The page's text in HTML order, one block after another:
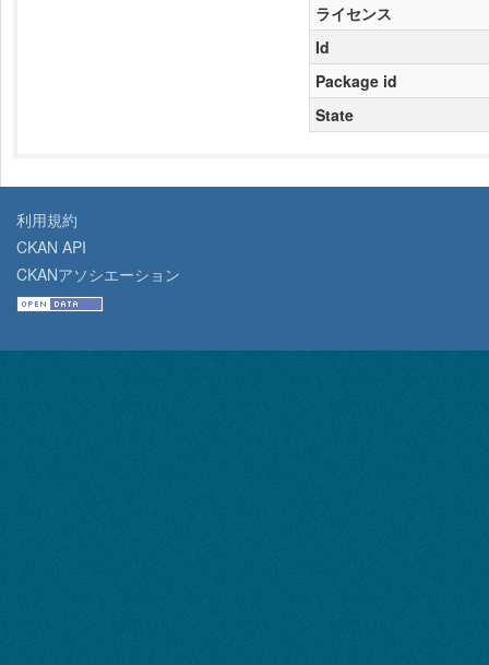
ライセンス
Id
Package id
State
利用規約
CKAN API
CKANアソシエーション